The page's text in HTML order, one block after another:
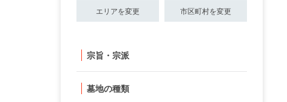
エリアを変更 市区町村を変更
宗旨・宗派
墓地の種類